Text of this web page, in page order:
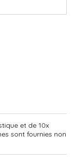
et de 10x
sont fournies non